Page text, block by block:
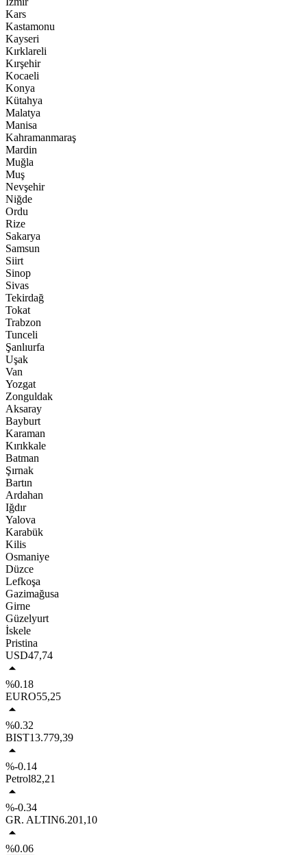
Kars
Kastamonu
Kayseri
Kırklareli
Kırşehir
Kocaeli
Konya
Kütahya
Malatya
Manisa
Kahramanmaraş
Mardin
Muğla
Muş
Nevşehir
Niğde
Ordu
Rize
Sakarya
Samsun
Siirt
Sinop
Sivas
Tekirdağ
Tokat
Trabzon
Tunceli
Şanlıurfa
Uşak
Van
Yozgat
Zonguldak
Aksaray
Bayburt
Karaman
Kırıkkale
Batman
Şırnak
Bartın
Ardahan
Iğdır
Yalova
Karabük
Kilis
Osmaniye
Düzce
Lefkoşa
Gazimağusa
Girne
Güzelyurt
İskele
Pristina
USD47,74
%0.18
EURO55,25
%0.32
BIST13.779,39
%-0.14
Petrol82,21
%-0.34
GR. ALTIN6.201,10
%0.06